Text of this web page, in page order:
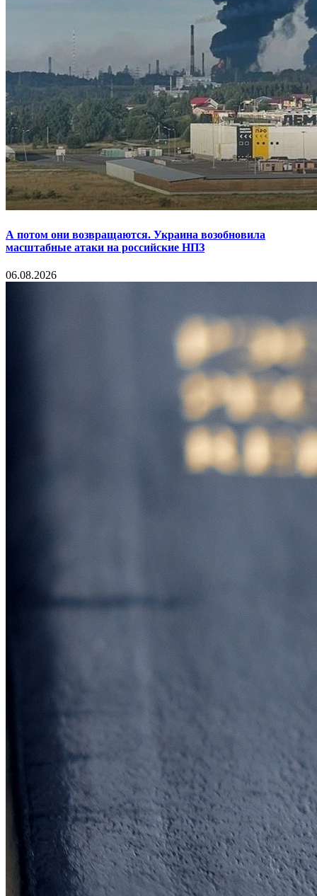
А потом они возвращаются. Украина возобновила
масштабные атаки на российские НПЗ
06.08.2026